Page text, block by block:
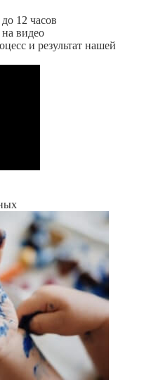
12 часов
видео
и результат нашей